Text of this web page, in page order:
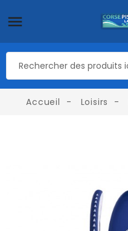
Accueil Loisirs